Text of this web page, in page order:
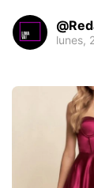
lunes,
By
Templates